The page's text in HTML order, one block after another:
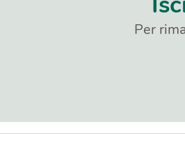
Per